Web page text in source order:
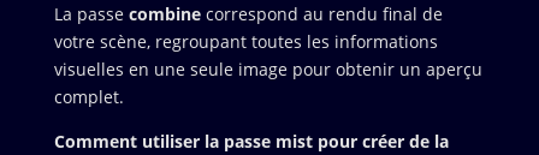
La passe combinecorrespond au rendu final de
votre scène, regroupant toutes les informations
visuelles en une seule image pour obtenir un aperçu
complet.
Comment utiliser la passe mist pour créer de la